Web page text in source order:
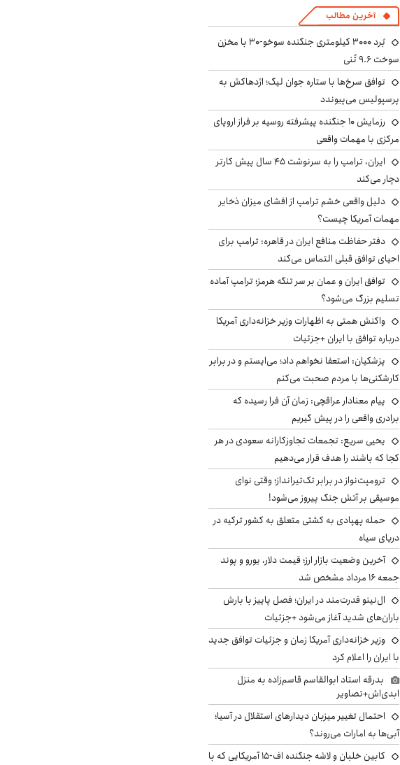
آخرین مطالب
بُرد ۳۰۰۰ کیلومتری جنگنده سوخو-۳۰ با مخزن
سوخت ۹.۶ تُنی
توافق سرخ‌ها با ستاره جوان لیگ؛ اژدهاکش به
پرسپولیس می‌پیوندد
رزمایش ۱۰ جنگنده پیشرفته روسیه بر فراز اروپای
مرکزی با مهمات واقعی
ایران، ترامپ را به سرنوشت ۴۵ سال پیش کارتر
دچار می‌کند
دلیل واقعی خشم ترامپ از افشای میزان ذخایر
مهمات آمریکا چیست؟
دفتر حفاظت منافع ایران در قاهره: ترامپ برای
احیای توافق قبلی التماس می‌کند
توافق ایران و عمان بر سر تنگه هرمز؛ ترامپ آماده
تسلیم بزرگ می‌شود؟
واکنش همتی به اظهارات وزیر خزانه‌داری آمریکا
درباره توافق با ایران +جزئیات
پزشکیان: استعفا نخواهم داد؛ می‌ایستم و در برابر
کارشکنی‌ها با مردم صحبت می‌کنم
پیام معنادار عراقچی: زمان آن فرا رسیده که
برادری واقعی را در پیش گیریم
یحیی سریع: تجمعات تجاوزکارانه سعودی در هر
کجا که باشند را هدف قرار می‌دهیم
ترومپت‌نواز در برابر تک‌تیرانداز؛ وقتی نوای
موسیقی بر آتش جنگ پیروز می‌شود!
حمله پهپادی به کشتی متعلق به کشور ترکیه در
دریای سیاه
آخرین وضعیت بازار ارز؛ قیمت دلار، یورو و پوند
جمعه ۱۶ مرداد مشخص شد
ال‌نینو قدرت‌مند در ایران؛ فصل پاییز با بارش
باران‌های شدید آغاز می‌شود +جزئیات
وزیر خزانه‌داری آمریکا زمان و جزئیات توافق جدید
با ایران را اعلام کرد
بدرقه استاد ابوالقاسم قاسم‌زاده به منزل
ابدی‌اش+تصاویر
احتمال تغییر میزبان دیدارهای استقلال در آسیا؛
آبی‌ها به امارات می‌روند؟
کابین خلبان و لاشه جنگنده اف-۱۵ آمریکایی که با